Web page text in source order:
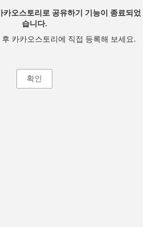
오스토리로 공유하기 기능이 종료되었
습니다.
카카오스토리에 직접 등록해 보세요.
확인